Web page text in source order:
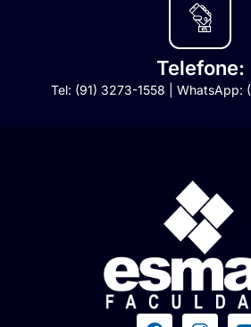
Telefone:
Tel: (91) 3273-1558 | WhatsApp: